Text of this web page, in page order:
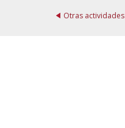
Otras actividades